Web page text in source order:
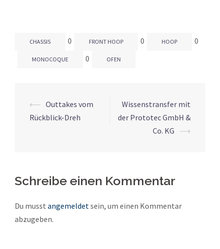
CHASSIS 0 FRONT HOOP 0 HOOP 0
MONOCOQUE 0 OFEN
Beitrags-
Navigation
⟵ Outtakes vom
Rückblick-Dreh
Wissenstransfer mit
der Prototec GmbH &
Co. KG ⟶
Schreibe einen Kommentar
Du musst angemeldetsein, um einen Kommentar
abzugeben.